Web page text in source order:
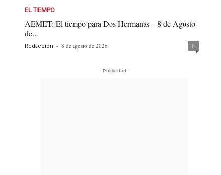
EL TIEMPO
AEMET: El tiempo para Dos Hermanas – 8 de Agosto
de...
Redacción - 8 de agosto de 2026 0
- Publicidad -